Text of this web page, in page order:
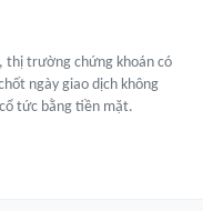
thị trường chứng khoán có
ngày giao dịch không
tức bằng tiền mặt.